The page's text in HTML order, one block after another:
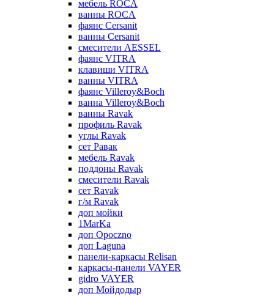
мебель ROCA
ванны ROCA
фаянс Cersanit
ванны Cersanit
смесители AESSEL
фаянс VITRA
клавиши VITRA
ванны VITRA
фаянс Villeroy&Boch
ванна Villeroy&Boch
ванны Ravak
профиль Ravak
углы Ravak
сет Равак
мебель Ravak
поддоны Ravak
смесители Ravak
сет Ravak
г/м Ravak
доп мойки
1MarKa
доп Opoczno
доп Laguna
панели-каркасы Relisan
каркасы-панели VAYER
gidro VAYER
доп Мойдодыр